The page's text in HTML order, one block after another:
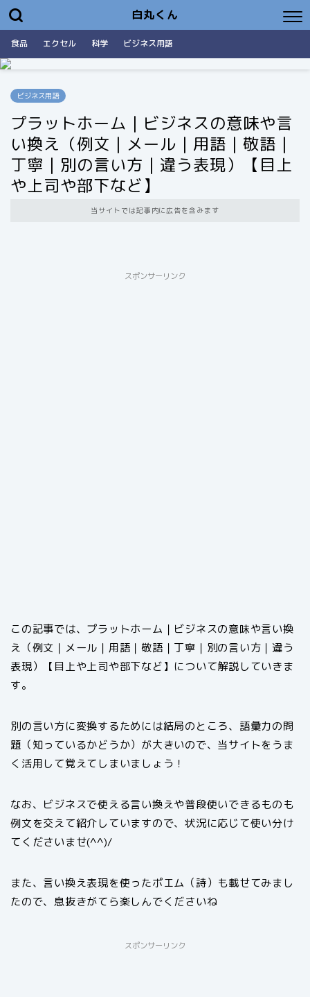
白丸くん
食品 エクセル 科学 ビジネス用語
ビジネス用語
プラットホーム｜ビジネスの意味や言
い換え（例文｜メール｜用語｜敬語｜
丁寧｜別の言い方｜違う表現）【目上
や上司や部下など】
当サイトでは記事内に広告を含みます
スポンサーリンク
この記事では、プラットホーム｜ビジネスの意味や言い換
え（例文｜メール｜用語｜敬語｜丁寧｜別の言い方｜違う
表現）【目上や上司や部下など】について解説していきま
す。
別の言い方に変換するためには結局のところ、語彙力の問
題（知っているかどうか）が大きいので、当サイトをうま
く活用して覚えてしまいましょう！
なお、ビジネスで使える言い換えや普段使いできるものも
例文を交えて紹介していますので、状況に応じて使い分け
てくださいませ(^^)/
また、言い換え表現を使ったポエム（詩）も載せてみまし
たので、息抜きがてら楽しんでくださいね
スポンサーリンク